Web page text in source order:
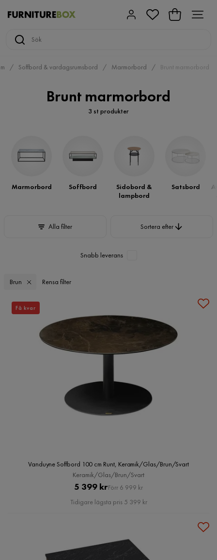
Soffbord & vardagsrumsbord Marmorbord Brunt marmorbord
Brunt marmorbord
3 st produkter
Marmorbord Soffbord
Sidobord &
lampbord
Satsbord
Alla filter Sortera efter
Snabb leverans
Brun Rensa filter
Vanduyne Soffbord 100 cm Runt, Keramik/Glas/Brun/Svart
Keramik/Glas/Brun/Svart
Pris
5 399 krOriginal
Pris
Förr 6 999 kr
Tidigare lägsta pris 5 399 kr
Få kvar